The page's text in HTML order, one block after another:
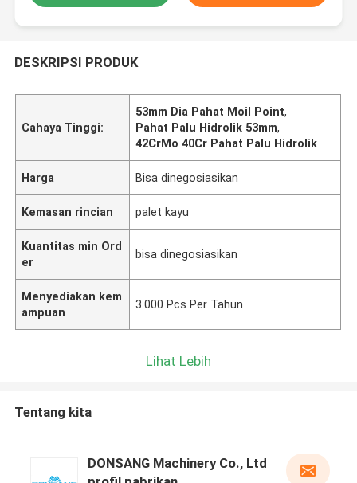
DESKRIPSI PRODUK
Cahaya Tinggi:
53mm Dia Pahat Moil Point,
Pahat Palu Hidrolik 53mm,
42CrMo 40Cr Pahat Palu Hidrolik
Harga Bisa dinegosiasikan
Kemasan rincian palet kayu
Kuantitas min Ord
er
bisa dinegosiasikan
Menyediakan kem
ampuan
3.000 Pcs Per Tahun
Lihat Lebih
Tentang kita
DONSANG Machinery Co., Ltd